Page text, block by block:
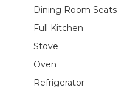
Dining Room Seats
Full Kitchen
Stove
Oven
Refrigerator